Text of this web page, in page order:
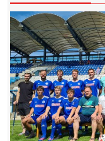
ARCHÍV
DOTACE
68304
ičo